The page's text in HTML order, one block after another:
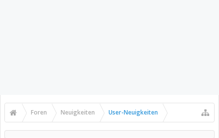
Foren Neuigkeiten User-Neuigkeiten